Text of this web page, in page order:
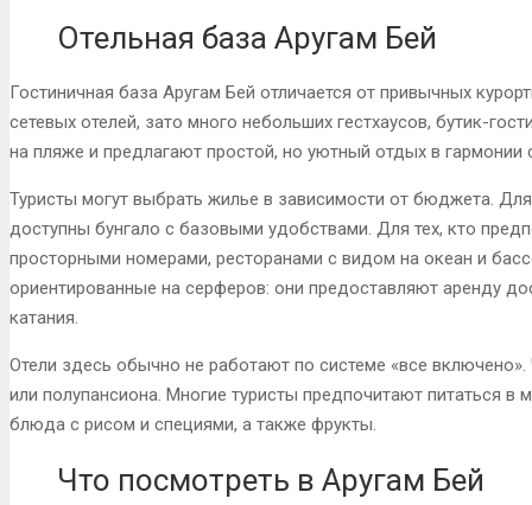
Отельная база Аругам Бей
Гостиничная база Аругам Бей отличается от привычных
сетевых отелей, зато много небольших гестхаусов, бутик-
на пляже и предлагают простой, но уютный отдых в гармонии
Туристы могут выбрать жилье в зависимости от бюджета.
доступны бунгало с базовыми удобствами. Для тех, кто
просторными номерами, ресторанами с видом на океан и
ориентированные на серферов: они предоставляют аренду
катания.
Отели здесь обычно не работают по системе «все
или полупансиона. Многие туристы предпочитают питаться
блюда с рисом и специями, а также фрукты.
Что посмотреть в Аругам Бей